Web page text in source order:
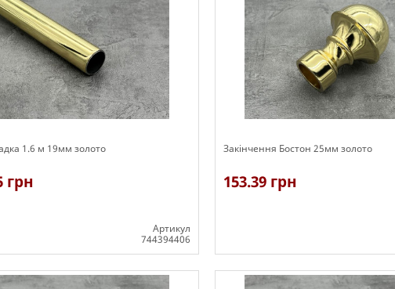
1.6 м 19мм золото
грн
Артикул
744394406
Закінчення Бостон 25мм золото
153.39 грн